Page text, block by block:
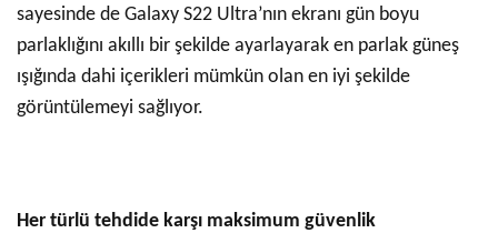
sayesinde de Galaxy S22 Ultra’nın ekranı gün boyu
parlaklığını akıllı bir şekilde ayarlayarak en parlak güneş
ışığında dahi içerikleri mümkün olan en iyi şekilde
görüntülemeyi sağlıyor.
Her türlü tehdide karşı maksimum güvenlik